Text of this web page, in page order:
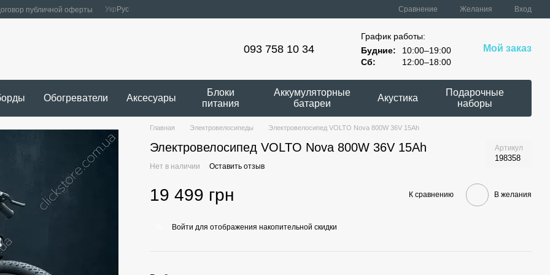
публичной оферты Укр Рус Сравнение Желания Вход
093 758 10 34
График работы:
Будние:
10:00–19:00
Сб:
12:00–18:00
Мой заказ
Обогреватели Аксесуары
Блоки
питания
Аккумуляторные
батареи
Акустика
Подарочные
наборы
Главная Электровелосипеды Электровелосипед VOLTO Nova 800W 36V 15Ah
Электровелосипед VOLTO Nova 800W 36V 15Ah Артикул
198358
Нет в наличии Оставить отзыв
19 499 грн К сравнению В желания
Войти для отображения накопительной скидки